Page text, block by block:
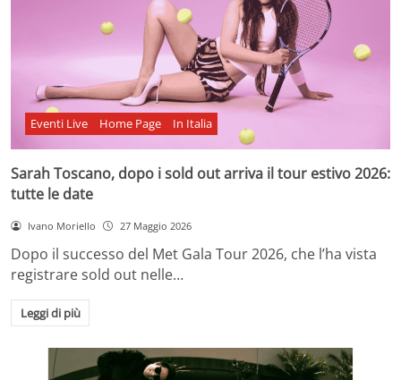
Eventi Live Home Page In Italia
Sarah Toscano, dopo i sold out arriva il tour estivo 2026:
tutte le date
Ivano Moriello 27 Maggio 2026
Dopo il successo del Met Gala Tour 2026, che l’ha vista
registrare sold out nelle…
Leggi di più